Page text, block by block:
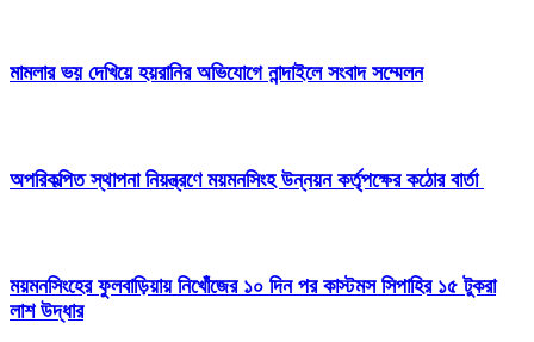
মামলার ভয় দেখিয়ে হয়রানির অভিযোগে নান্দাইলে সংবাদ সম্মেলন
অপরিকল্পিত স্থাপনা নিয়ন্ত্রণে ময়মনসিংহ উন্নয়ন কর্তৃপক্ষের কঠোর বার্তা
ময়মনসিংহের ফুলবাড়িয়ায় নিখোঁজের ১০ দিন পর কাস্টমস সিপাহির ১৫ টুকরা
লাশ উদ্ধার